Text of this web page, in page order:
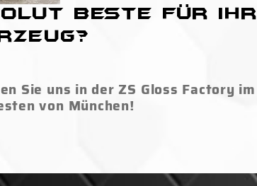
Beste für Ihr
Sie uns in der ZS Gloss Factory im
von München!